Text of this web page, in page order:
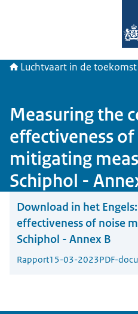
Luchtvaart in de toekomst
Measuring the
effectiveness of
mitigating
Schiphol -
Download in het Engels:
effectiveness of noise
Schiphol - Annex B
Rapport15-03-2023PDF-